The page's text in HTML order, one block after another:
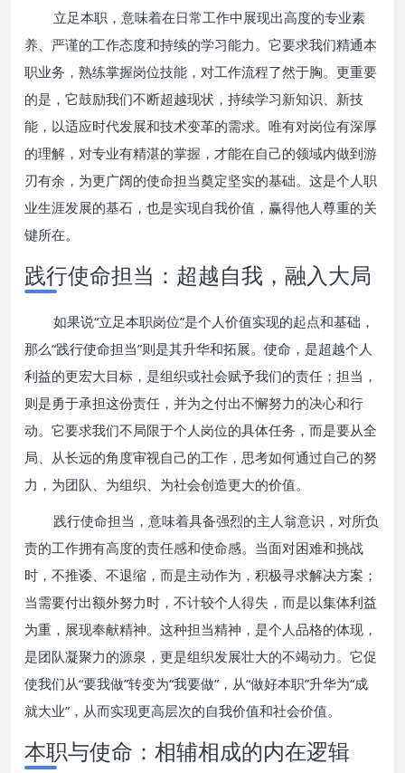
立足本职，意味着在日常工作中展现出高度的专业素
养、严谨的工作态度和持续的学习能力。它要求我们精通本
职业务，熟练掌握岗位技能，对工作流程了然于胸。更重要
的是，它鼓励我们不断超越现状，持续学习新知识、新技
能，以适应时代发展和技术变革的需求。唯有对岗位有深厚
的理解，对专业有精湛的掌握，才能在自己的领域内做到游
刃有余，为更广阔的使命担当奠定坚实的基础。这是个人职
业生涯发展的基石，也是实现自我价值，赢得他人尊重的关
键所在。
践行使命担当：超越自我，融入大局
如果说“立足本职岗位”是个人价值实现的起点和基础，
那么“践行使命担当”则是其升华和拓展。使命，是超越个人
利益的更宏大目标，是组织或社会赋予我们的责任；担当，
则是勇于承担这份责任，并为之付出不懈努力的决心和行
动。它要求我们不局限于个人岗位的具体任务，而是要从全
局、从长远的角度审视自己的工作，思考如何通过自己的努
力，为团队、为组织、为社会创造更大的价值。
践行使命担当，意味着具备强烈的主人翁意识，对所负
责的工作拥有高度的责任感和使命感。当面对困难和挑战
时，不推诿、不退缩，而是主动作为，积极寻求解决方案；
当需要付出额外努力时，不计较个人得失，而是以集体利益
为重，展现奉献精神。这种担当精神，是个人品格的体现，
是团队凝聚力的源泉，更是组织发展壮大的不竭动力。它促
使我们从“要我做”转变为“我要做”，从“做好本职”升华为“成
就大业”，从而实现更高层次的自我价值和社会价值。
本职与使命：相辅相成的内在逻辑